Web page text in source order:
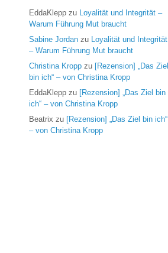
EddaKlepp zu Loyalität und Integrität –
Warum Führung Mut braucht
Sabine Jordan zu Loyalität und Integrität
– Warum Führung Mut braucht
Christina Kropp zu [Rezension] „Das Ziel
bin ich“ – von Christina Kropp
EddaKlepp zu [Rezension] „Das Ziel bin
ich“ – von Christina Kropp
Beatrix zu [Rezension] „Das Ziel bin ich“
– von Christina Kropp